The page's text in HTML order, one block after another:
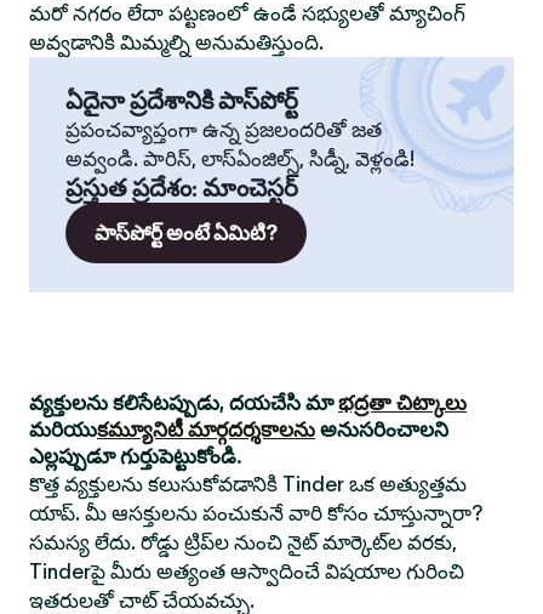
మరో నగరం లేదా పట్టణంలో ఉండే సభ్యులతో మ్యాచింగ్
అవ్వడానికి మిమ్మల్ని అనుమతిస్తుంది.
ఏదైనా ప్రదేశానికి పాస్‌పోర్ట్
ప్రపంచవ్యాప్తంగా ఉన్న ప్రజలందరితో జత
అవ్వండి. పారిస్, లాస్‌ఏంజిల్స్, సిడ్నీ, వెళ్లండి!
ప్రస్తుత ప్రదేశం: మాంచెస్టర్
పాస్‌పోర్ట్ అంటే ఏమిటి?
వ్యక్తులను కలిసేటప్పుడు, దయచేసి మాభద్రతా చిట్కాలు
మరియుకమ్యూనిటీ మార్గదర్శకాలను అనుసరించాలని
ఎల్లప్పుడూ గుర్తుపెట్టుకోండి.
కొత్త వ్యక్తులను కలుసుకోవడానికి Tinder ఒక అత్యుత్తమ
యాప్. మీ ఆసక్తులను పంచుకునే వారి కోసం చూస్తున్నారా?
సమస్య లేదు. రోడ్డు ట్రిప్‌ల నుంచి నైట్ మార్కెట్‌ల వరకు,
Tinderపై మీరు అత్యంత ఆస్వాదించే విషయాల గురించి
ఇతరులతో చాట్ చేయవచ్చు.